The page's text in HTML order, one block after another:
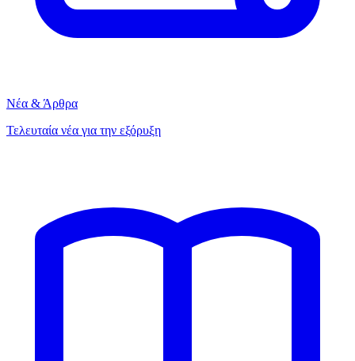
Νέα & Άρθρα
Τελευταία νέα για την εξόρυξη